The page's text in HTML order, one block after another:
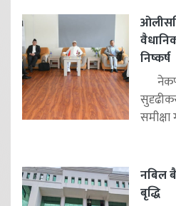
निष्कर्ष
समीक्षा
नबिल
बृद्धि